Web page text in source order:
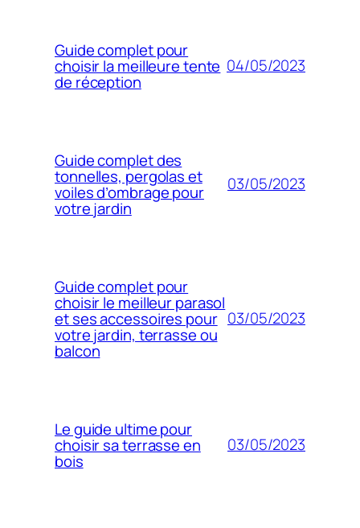
Guide complet pour
choisir la meilleure tente
de réception
04/05/2023
Guide complet des
tonnelles, pergolas et
voiles d’ombrage pour
votre jardin
03/05/2023
Guide complet pour
choisir le meilleur parasol
et ses accessoires pour
votre jardin, terrasse ou
balcon
03/05/2023
Le guide ultime pour
choisir sa terrasse en
bois
03/05/2023